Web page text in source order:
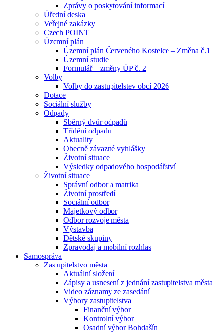
Zprávy o poskytování informací
Úřední deska
Veřejné zakázky
Czech POINT
Územní plán
Územní plán Červeného Kostelce – Změna č.1
Územní studie
Formulář – změny ÚP č. 2
Volby
Volby do zastupitelstev obcí 2026
Dotace
Sociální služby
Odpady
Sběrný dvůr odpadů
Třídění odpadu
Aktuality
Obecně závazné vyhlášky
Životní situace
Výsledky odpadového hospodářství
Životní situace
Správní odbor a matrika
Životní prostředí
Sociální odbor
Majetkový odbor
Odbor rozvoje města
Výstavba
Dětské skupiny
Zpravodaj a mobilní rozhlas
Samospráva
Zastupitelstvo města
Aktuální složení
Zápisy a usnesení z jednání zastupitelstva města
Video záznamy ze zasedání
Výbory zastupitelstva
Finanční výbor
Kontrolní výbor
Osadní výbor Bohdašín